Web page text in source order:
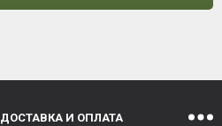
ДОСТАВКА И ОПЛАТА